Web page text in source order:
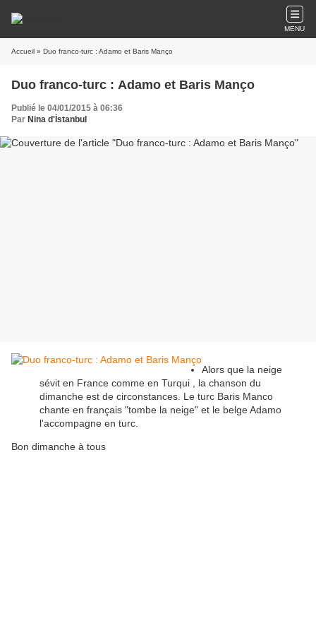
MENU
Accueil » Duo franco-turc : Adamo et Baris Manço
Duo franco-turc : Adamo et Baris Manço
Publié le 04/01/2015 à 06:36
Par Nina d'İstanbul
Alors que la neige
sévit en France comme en Turqui , la chanson du
dimanche est de circonstances. Le turc Baris Manco
chante en français "tombe la neige" et le belge Adamo
l'accompagne en turc.
Bon dimanche à tous